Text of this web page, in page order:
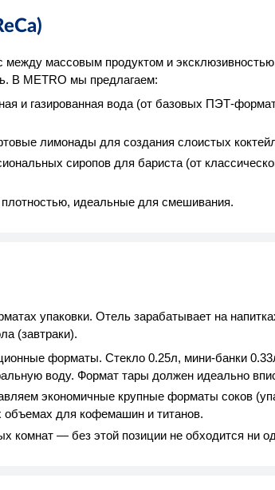
между массовым продуктом и
В METRO мы предлагаем:
и газированная вода (от базовых ПЭТ-
лимонады для создания слоистых
сиропов для бариста (от
идеальные для смешивания.
упаковки. Отель зарабатывает на
(завтраки).
форматы. Стекло 0.25л, мини-банки
воду. Формат тары должен идеально
экономичные крупные форматы соков
для кофемашин и титанов.
комнат — без этой позиции не обходится ни